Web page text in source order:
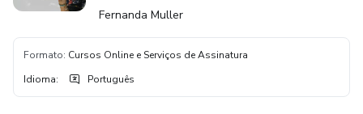
Fernanda Muller
Formato: Cursos Online e Serviços de Assinatura
Idioma: Português